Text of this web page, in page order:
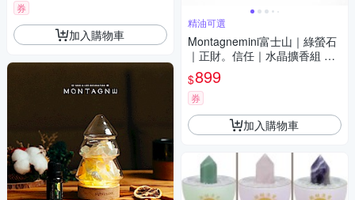
券
加入購物車
精油可選
Montagnemini富士山｜綠螢石
｜正財。信任｜水晶擴香組 精
油可選
$899
券
加入購物車